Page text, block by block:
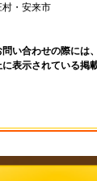
・安来市
い合わせの際には、
表示されている掲